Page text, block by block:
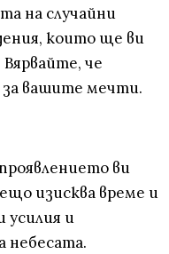
на случайни
които ще ви
че
за вашите мечти.
ви
изисква време и
усилия и
небесата.